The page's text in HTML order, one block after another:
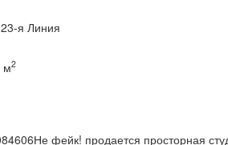
м2
фейк! продается просторная